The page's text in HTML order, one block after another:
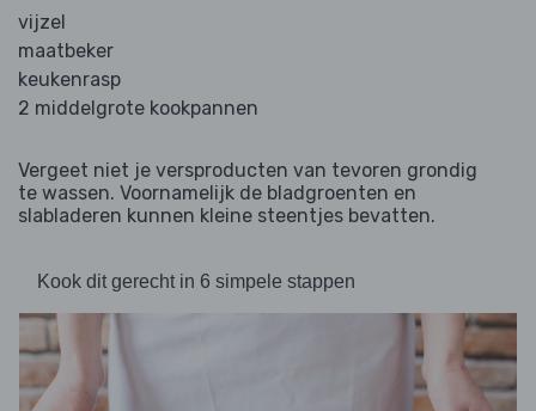
vijzel
maatbeker
keukenrasp
2 middelgrote kookpannen
Vergeet niet je versproducten van tevoren grondig
te wassen. Voornamelijk de bladgroenten en
slabladeren kunnen kleine steentjes bevatten.
Kook dit gerecht in 6 simpele stappen